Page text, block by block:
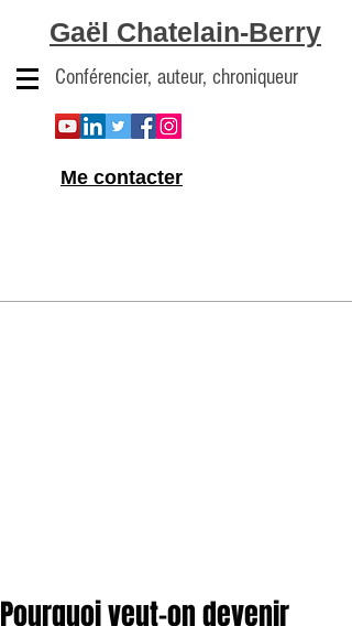
Gaël Chatelain-Berry
Conférencier, auteur, chroniqueur
Me contacter
Pourquoi veut-on devenir